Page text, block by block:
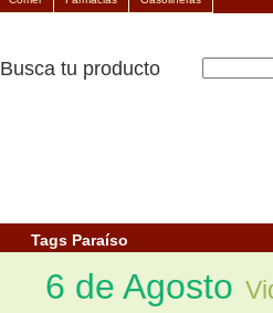
Busca tu producto
Tags Paraíso
6 de Agosto